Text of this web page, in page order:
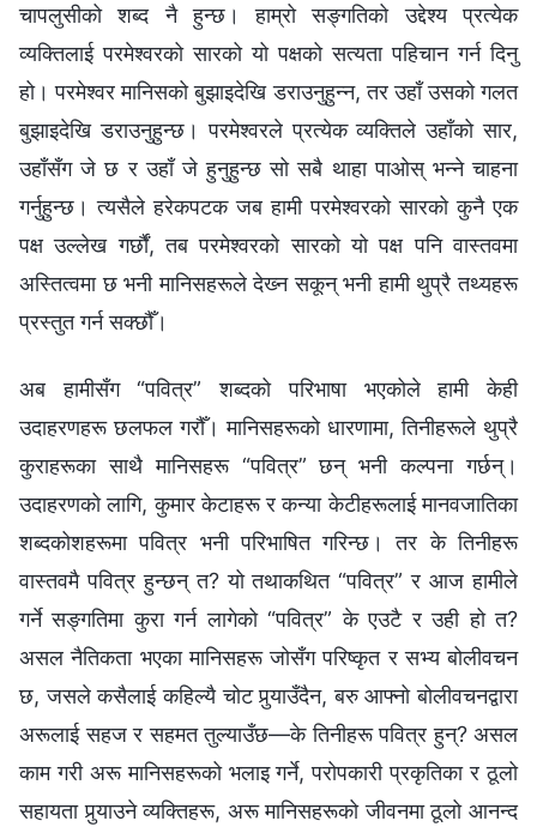
चापलुसीको शब्द नै हुन्छ। हाम्रो सङ्‍गतिको उद्देश्य प्रत्येक
व्यक्तिलाई परमेश्‍वरको सारको यो पक्षको सत्यता पहिचान गर्न दिनु
हो। परमेश्‍वर मानिसको बुझाइदेखि डराउनुहुन्‍न, तर उहाँ उसको गलत
बुझाइदेखि डराउनुहुन्छ। परमेश्‍वरले प्रत्येक व्यक्तिले उहाँको सार,
उहाँसँग जे छ र उहाँ जे हुनुहुन्छ सो सबै थाहा पाओस् भन्‍ने चाहना
गर्नुहुन्छ। त्यसैले हरेकपटक जब हामी परमेश्‍वरको सारको कुनै एक
पक्ष उल्लेख गर्छौं, तब परमेश्‍वरको सारको यो पक्ष पनि वास्तवमा
अस्तित्वमा छ भनी मानिसहरूले देख्‍न सकून् भनी हामी थुप्रै तथ्यहरू
प्रस्तुत गर्न सक्छौँ।
अब हामीसँग “पवित्र” शब्दको परिभाषा भएकोले हामी केही
उदाहरणहरू छलफल गरौँ। मानिसहरूको धारणामा, तिनीहरूले थुप्रै
कुराहरूका साथै मानिसहरू “पवित्र” छन् भनी कल्‍पना गर्छन्।
उदाहरणको लागि, कुमार केटाहरू र कन्या केटीहरूलाई मानवजातिका
शब्दकोशहरूमा पवित्र भनी परिभाषित गरिन्छ। तर के तिनीहरू
वास्तवमै पवित्र हुन्छन् त? यो तथाकथित “पवित्र” र आज हामीले
गर्ने सङ्‍गतिमा कुरा गर्न लागेको “पवित्र” के एउटै र उही हो त?
असल नैतिकता भएका मानिसहरू जोसँग परिष्‍कृत र सभ्य बोलीवचन
छ, जसले कसैलाई कहिल्यै चोट पुर्‍याउँदैन, बरु आफ्नो बोलीवचनद्वारा
अरूलाई सहज र सहमत तुल्याउँछ—के तिनीहरू पवित्र हुन्? असल
काम गरी अरू मानिसहरूको भलाइ गर्ने, परोपकारी प्रकृतिका र ठूलो
सहायता पुर्‍याउने व्यक्तिहरू, अरू मानिसहरूको जीवनमा ठूलो आनन्द